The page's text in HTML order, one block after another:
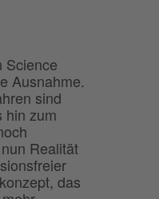
Science
Ausnahme.
sind
hin zum
Realität
das